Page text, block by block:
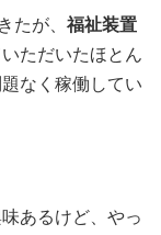
たが、 福祉装置
ただいたほとん
なく稼働してい
あるけど、やっ